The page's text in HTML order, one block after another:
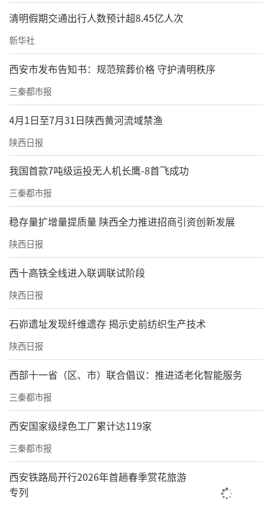
以“世界一流运营投资建设服务商”为目标，
新机，在数智变革中重塑优势，在民生服务中
践行初心，为中国式现代化建设贡献更磅礴的
陕建力量。
清明假期交通出行人数预计超8.45亿人次
新华社
西安市发布告知书：规范殡葬价格 守护清明秩序
三秦都市报
4月1日至7月31日陕西黄河流域禁渔
陕西日报
我国首款7吨级运投无人机长鹰-8首飞成功
三秦都市报
稳存量扩增量提质量 陕西全力推进招商引资创新发展
陕西日报
西十高铁全线进入联调联试阶段
陕西日报
石峁遗址发现纤维遗存 揭示史前纺织生产技术
陕西日报
西部十一省（区、市）联合倡议：推进适老化智能服务
三秦都市报
西安国家级绿色工厂累计达119家
三秦都市报
西安铁路局开行2026年首趟春季赏花旅游
专列